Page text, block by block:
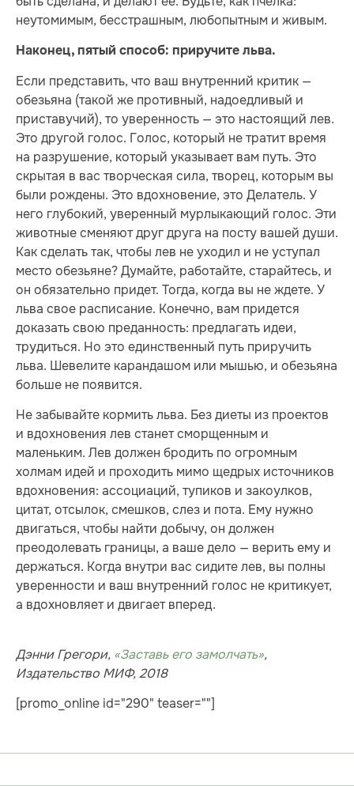
неутомимым, бесстрашным, любопытным и живым.
Наконец, пятый способ: приручите льва.
Если представить, что ваш внутренний критик —
обезьяна (такой же противный, надоедливый и
приставучий), то уверенность — это настоящий лев.
Это другой голос. Голос, который не тратит время
на разрушение, который указывает вам путь. Это
скрытая в вас творческая сила, творец, которым вы
были рождены. Это вдохновение, это Делатель. У
него глубокий, уверенный мурлыкающий голос. Эти
животные сменяют друг друга на посту вашей души.
Как сделать так, чтобы лев не уходил и не уступал
место обезьяне? Думайте, работайте, старайтесь, и
он обязательно придет. Тогда, когда вы не ждете. У
льва свое расписание. Конечно, вам придется
доказать свою преданность: предлагать идеи,
трудиться. Но это единственный путь приручить
льва. Шевелите карандашом или мышью, и обезьяна
больше не появится.
Не забывайте кормить льва. Без диеты из проектов
и вдохновения лев станет сморщенным и
маленьким. Лев должен бродить по огромным
холмам идей и проходить мимо щедрых источников
вдохновения: ассоциаций, тупиков и закоулков,
цитат, отсылок, смешков, слез и пота. Ему нужно
двигаться, чтобы найти добычу, он должен
преодолевать границы, а ваше дело — верить ему и
держаться. Когда внутри вас сидите лев, вы полны
уверенности и ваш внутренний голос не критикует,
а вдохновляет и двигает вперед.
Дэнни Грегори, «Заставь его замолчать»,
Издательство МИФ, 2018
[promo_online id="290" teaser=""]